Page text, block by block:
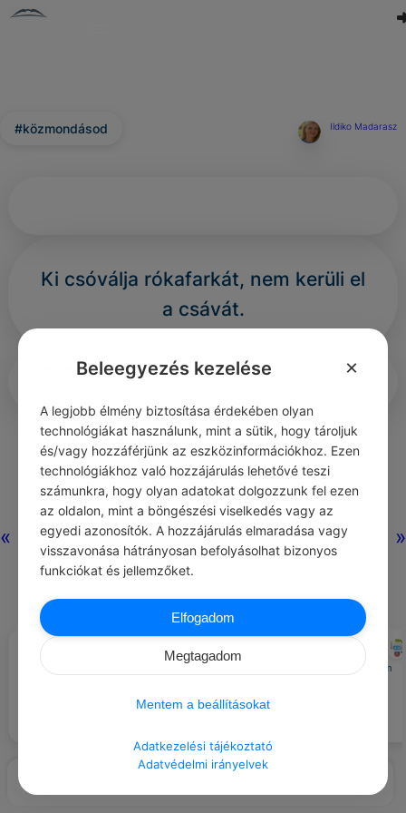
« »
#közmondásod Ildiko Madarasz
Ki csóválja rókafarkát, nem kerüli el
a csávát.
0 268
Nincs még hozzászólás.
#IDÉZETEK CSALÓDÁS
Az élet – ezt jól megjegyeztem –
tanítanak az iskolában.
CHATGPT
A siker nem a végállomás, hanem
Beleegyezés kezelése ×
A legjobb élmény biztosítása érdekében olyan
technológiákat használunk, mint a sütik, hogy tároljuk
és/vagy hozzáférjünk az eszközinformációkhoz. Ezen
technológiákhoz való hozzájárulás lehetővé teszi
számunkra, hogy olyan adatokat dolgozzunk fel ezen
az oldalon, mint a böngészési viselkedés vagy az
egyedi azonosítók. A hozzájárulás elmaradása vagy
visszavonása hátrányosan befolyásolhat bizonyos
funkciókat és jellemzőket.
Elfogadom
Megtagadom
Mentem a beállításokat
Adatkezelési tájékoztató
Adatvédelmi irányelvek